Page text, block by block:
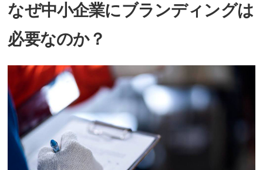
なぜ中小企業にブランディングは
必要なのか？